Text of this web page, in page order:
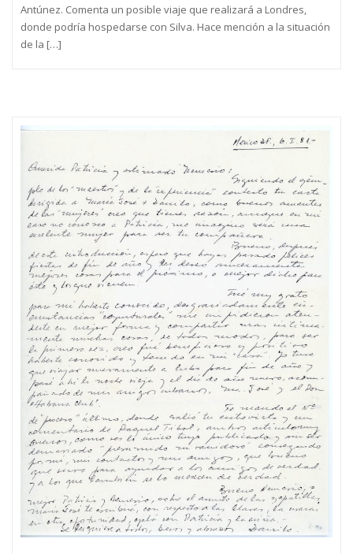
Antúnez. Comenta un posible viaje que realizará a Londres,
donde podría hospedarse con Silva. Hace mención a la situación
de la […]